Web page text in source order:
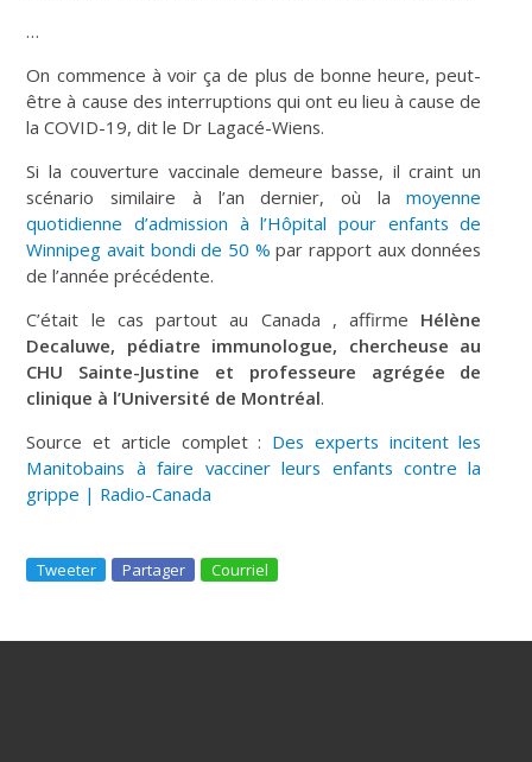
…
On commence à voir ça de plus de bonne heure, peut-
être à cause des interruptions qui ont eu lieu à cause de
la COVID-19, dit le Dr Lagacé-Wiens.
Si la couverture vaccinale demeure basse, il craint un
scénario similaire à l’an dernier, où lamoyenne
quotidienne d’admission à l’Hôpital pour enfants de
Winnipeg avait bondi de 50 % par rapport aux données
de l’année précédente.
C’était le cas partout au Canada , affirme Hélène
Decaluwe, pédiatre immunologue, chercheuse au
CHU Sainte-Justine et professeure agrégée de
clinique à l’Université de Montréal.
Source et article complet : Des experts incitent les
Manitobains à faire vacciner leurs enfants contre la
grippe | Radio-Canada
Tweeter Partager Courriel